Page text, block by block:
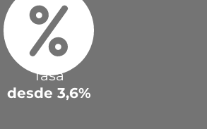
Tasa
desde 3,6%